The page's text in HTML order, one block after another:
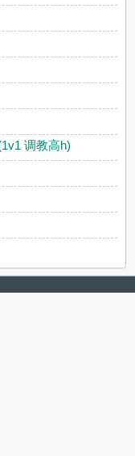
调教高h)